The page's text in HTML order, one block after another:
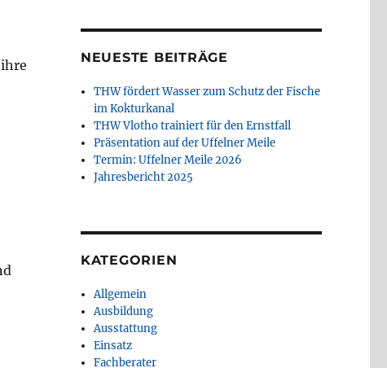
NEUESTE BEITRÄGE
THW fördert Wasser zum Schutz der Fische
im Kokturkanal
THW Vlotho trainiert für den Ernstfall
Präsentation auf der Uffelner Meile
Termin: Uffelner Meile 2026
Jahresbericht 2025
KATEGORIEN
Allgemein
Ausbildung
Ausstattung
Einsatz
Fachberater